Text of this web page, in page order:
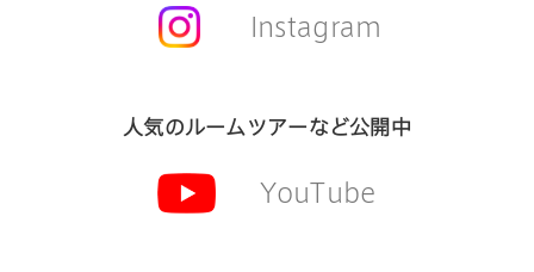
Instagram
人気のルームツアーなど公開中
YouTube